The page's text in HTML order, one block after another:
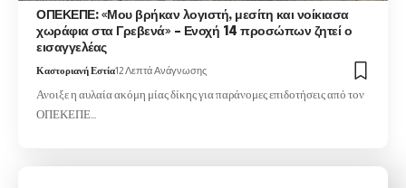
ΟΠΕΚΕΠΕ: «Μου βρήκαν λογιστή, μεσίτη και νοίκιασα
χωράφια στα Γρεβενά» – Ενοχή 14 προσώπων ζητεί ο
εισαγγελέας
Καστοριανή Εστία12 Λεπτά Ανάγνωσης
Ανοιξε η αυλαία ακόμη μίας δίκης για παράνομες επιδοτήσεις από τον
ΟΠΕΚΕΠΕ…